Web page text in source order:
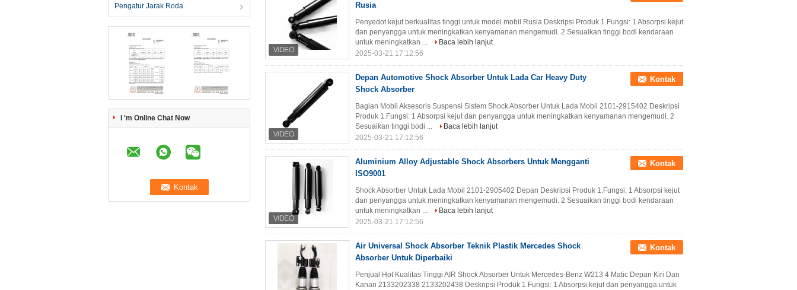
Pengatur Jarak Roda
I 'm Online Chat Now
Rusia
Penyedot kejut berkualitas tinggi untuk model mobil Rusia Deskripsi Produk 1.Fungsi: 1 Absorpsi kejut
dan penyangga untuk meningkatkan kenyamanan mengemudi. 2 Sesuaikan tinggi bodi kendaraan
untuk meningkatkan ...
Baca lebih lanjut
2025-03-21 17:12:56
Depan Automotive Shock Absorber Untuk Lada Car Heavy Duty
Shock Absorber
Kontak
Bagian Mobil Aksesoris Suspensi Sistem Shock Absorber Untuk Lada Mobil 2101-2915402 Deskripsi
Produk 1.Fungsi: 1 Absorpsi kejut dan penyangga untuk meningkatkan kenyamanan mengemudi. 2
Sesuaikan tinggi bodi ...
Baca lebih lanjut
2025-03-21 17:12:56
Aluminium Alloy Adjustable Shock Absorbers Untuk Mengganti
ISO9001
Kontak
Shock Absorber Untuk Lada Mobil 2101-2905402 Depan Deskripsi Produk 1.Fungsi: 1 Absorpsi kejut
dan penyangga untuk meningkatkan kenyamanan mengemudi. 2 Sesuaikan tinggi bodi kendaraan
untuk meningkatkan ...
Baca lebih lanjut
2025-03-21 17:12:56
Air Universal Shock Absorber Teknik Plastik Mercedes Shock
Absorber Untuk Diperbaiki
Kontak
Penjual Hot Kualitas Tinggi AIR Shock Absorber Untuk Mercedes-Benz W213 4 Matic Depan Kiri Dan
Kanan 2133202338 2133202438 Deskripsi Produk 1.Fungsi: 1 Absorpsi kejut dan penyangga untuk